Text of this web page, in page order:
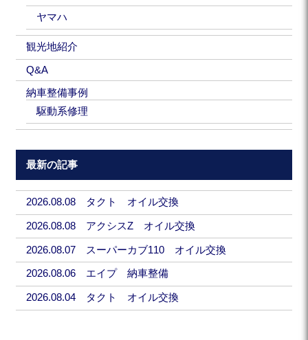
ヤマハ
観光地紹介
Q&A
納車整備事例
駆動系修理
最新の記事
2026.08.08 タクト オイル交換
2026.08.08 アクシスZ オイル交換
2026.08.07 スーパーカブ110 オイル交換
2026.08.06 エイプ 納車整備
2026.08.04 タクト オイル交換